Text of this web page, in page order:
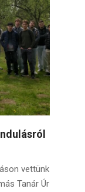
vettünk
Tanár Úr